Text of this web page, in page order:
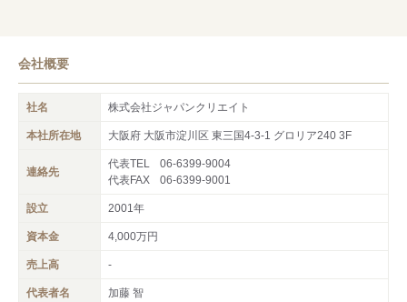
会社概要
社名 株式会社ジャパンクリエイト
本社所在地 大阪府 大阪市淀川区 東三国4-3-1 グロリア240 3F
連絡先
代表TEL
06-6399-9004
代表FAX
06-6399-9001
設立 2001年
資本金 4,000万円
売上高 -
代表者名 加藤 智